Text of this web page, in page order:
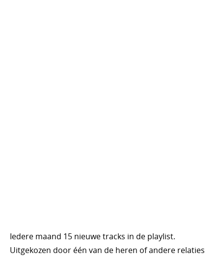
Iedere maand 15 nieuwe tracks in de playlist.
Uitgekozen door één van de heren of andere relaties